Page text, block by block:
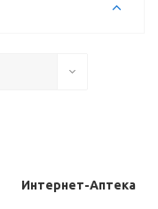
Интернет-Аптека